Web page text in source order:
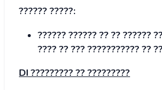
?????? ?????:
?????? ?????? ?? ?? ??????
???? ?? ??? ??????????? ??
DI ????????? ?? ?????????